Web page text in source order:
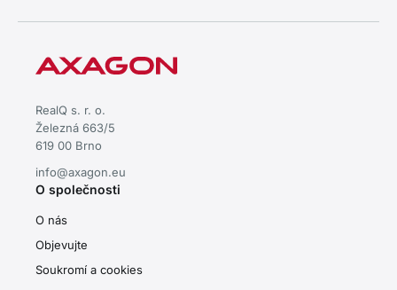
RealQ s. r. o.
Železná 663/5
619 00 Brno
info@axagon.eu
O společnosti
O nás
Objevujte
Soukromí a cookies